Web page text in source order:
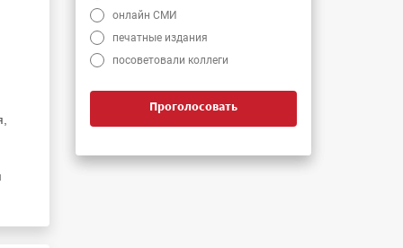
онлайн СМИ
печатные издания
посоветовали коллеги
Проголосовать